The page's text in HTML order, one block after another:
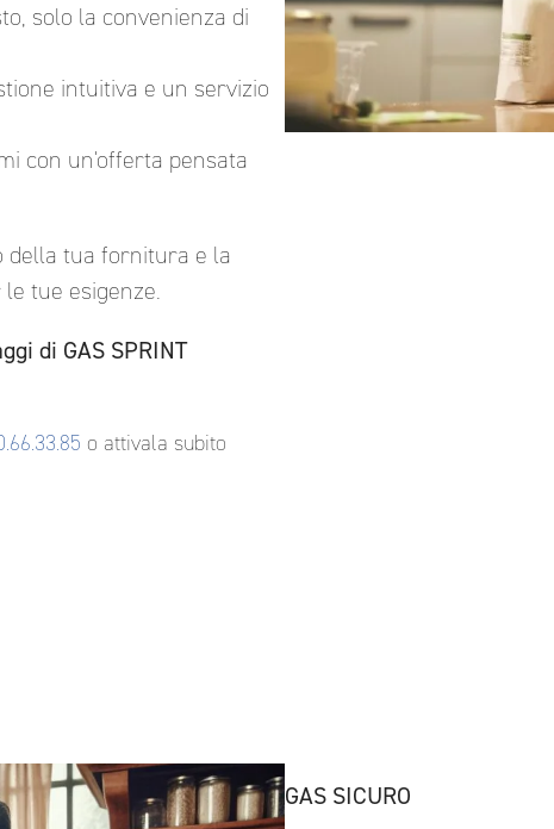
solo la convenienza di
intuitiva e un servizio
con un'offerta pensata
della tua fornitura e la
tue esigenze.
di GAS SPRINT
o attivala subito
GAS SICURO